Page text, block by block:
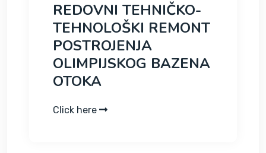
REDOVNI TEHNIČKO-
TEHNOLOŠKI REMONT
POSTROJENJA
OLIMPIJSKOG BAZENA
OTOKA
Click here